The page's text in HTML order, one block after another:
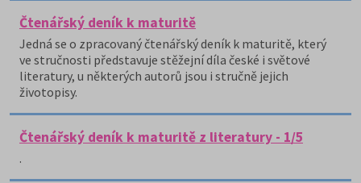
Čtenářský deník k maturitě
Jedná se o zpracovaný čtenářský deník k maturitě, který
ve stručnosti představuje stěžejní díla české i světové
literatury, u některých autorů jsou i stručně jejich
životopisy.
Čtenářský deník k maturitě z literatury - 1/5
.